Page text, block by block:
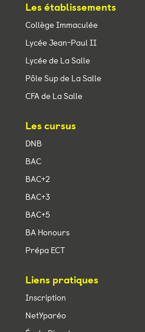
Les établissements
Collège Immaculée
Lycée Jean-Paul II
Lycée de La Salle
Pôle Sup de La Salle
CFA de La Salle
Les cursus
DNB
BAC
BAC+2
BAC+3
BAC+5
BA Honours
Prépa ECT
Liens pratiques
Inscription
NetYparéo